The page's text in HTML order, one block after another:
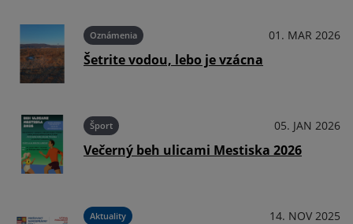
Oznámenia 01. MAR 2026
Šetrite vodou, lebo je vzácna
Šport 05. JAN 2026
Večerný beh ulicami Mestiska 2026
Aktuality 14. NOV 2025